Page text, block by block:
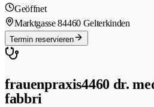
Geöffnet
Marktgasse 84460 Gelterkinden
Termin reservieren
frauenpraxis4460 dr.
fabbri